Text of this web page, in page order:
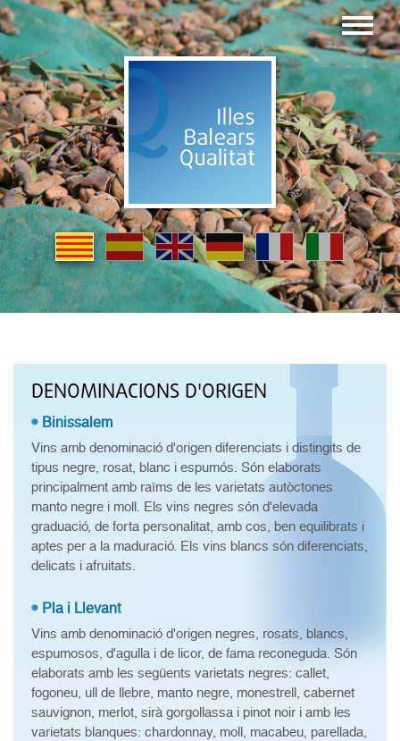
DENOMINACIONS D'ORIGEN
Binissalem
Vins amb denominació d'origen diferenciats i distingits de
tipus negre, rosat, blanc i espumós. Són elaborats
principalment amb raïms de les varietats autòctones
manto negre i moll. Els vins negres són d'elevada
graduació, de forta personalitat, amb cos, ben equilibrats i
aptes per a la maduració. Els vins blancs són diferenciats,
delicats i afruitats.
Pla i Llevant
Vins amb denominació d'origen negres, rosats, blancs,
espumosos, d'agulla i de licor, de fama reconeguda. Són
elaborats amb les següents varietats negres: callet,
fogoneu, ull de llebre, manto negre, monestrell, cabernet
sauvignon, merlot, sirà gorgollassa i pinot noir i amb les
varietats blanques: chardonnay, moll, macabeu, parellada,